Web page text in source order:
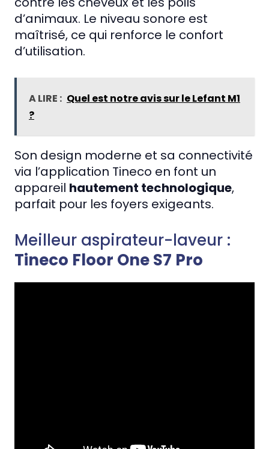
d’animaux. Le niveau sonore est
maîtrisé, ce qui renforce le confort
d’utilisation.
A LIRE : Quel est notre avis sur le Lefant M1
?
Son design moderne et sa connectivité
via l’application Tineco en font un
appareil hautement technologique,
parfait pour les foyers exigeants.
Meilleur aspirateur-laveur :
Tineco Floor One S7 Pro